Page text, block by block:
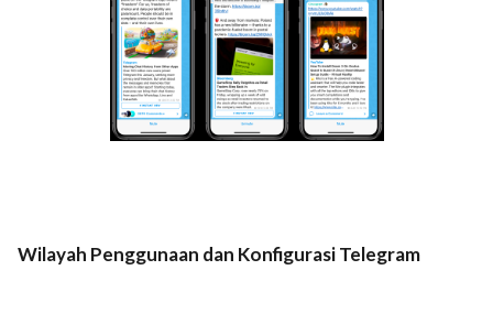
Wilayah Penggunaan dan Konfigurasi Telegram